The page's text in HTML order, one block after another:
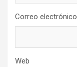
Correo electrónico
Web